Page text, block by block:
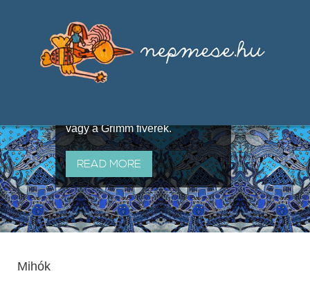
útján terjedő elbeszélésekből,
melyeket olyan ismert gyűjtők
állítottak össze, mint Benedek
vagy a Grimm fivérek.
READ MORE
Mihók